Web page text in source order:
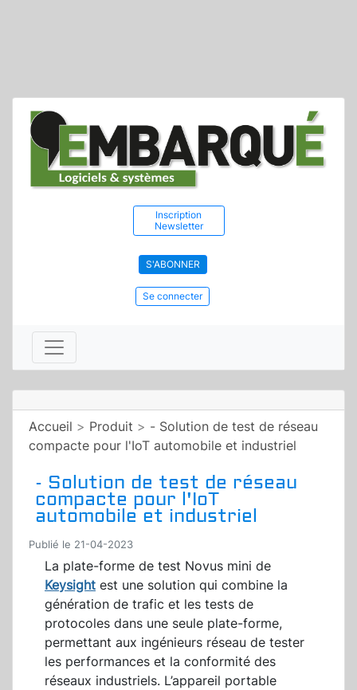
Inscription
Newsletter
S'ABONNER
Se connecter
Accueil > Produit > - Solution de test de réseau
compacte pour l'IoT automobile et industriel
- Solution de test de réseau
compacte pour l'IoT
automobile et industriel
Publié le 21-04-2023
La plate-forme de test Novus mini de
Keysight est une solution qui combine la
génération de trafic et les tests de
protocoles dans une seule plate-forme,
permettant aux ingénieurs réseau de tester
les performances et la conformité des
réseaux industriels. L’appareil portable